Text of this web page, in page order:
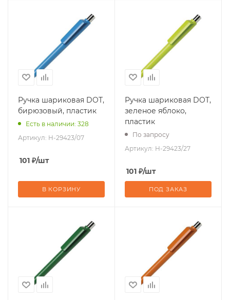
Ручка шариковая DOT,
бирюзовый, пластик
Есть в наличии: 328
Артикул: H-29423/07
101 ₽/шт
В КОРЗИНУ
Ручка шариковая DOT,
зеленое яблоко,
пластик
По запросу
Артикул: H-29423/27
101 ₽/шт
ПОД ЗАКАЗ